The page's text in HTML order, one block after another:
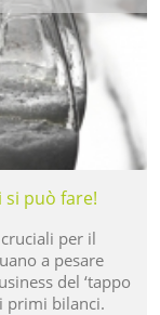
si può fare!
per il
a pesare
del ‘tappo
primi bilanci.